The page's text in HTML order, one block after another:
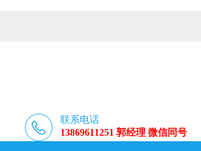
联系电话
13869611251 郭经理 微信同号